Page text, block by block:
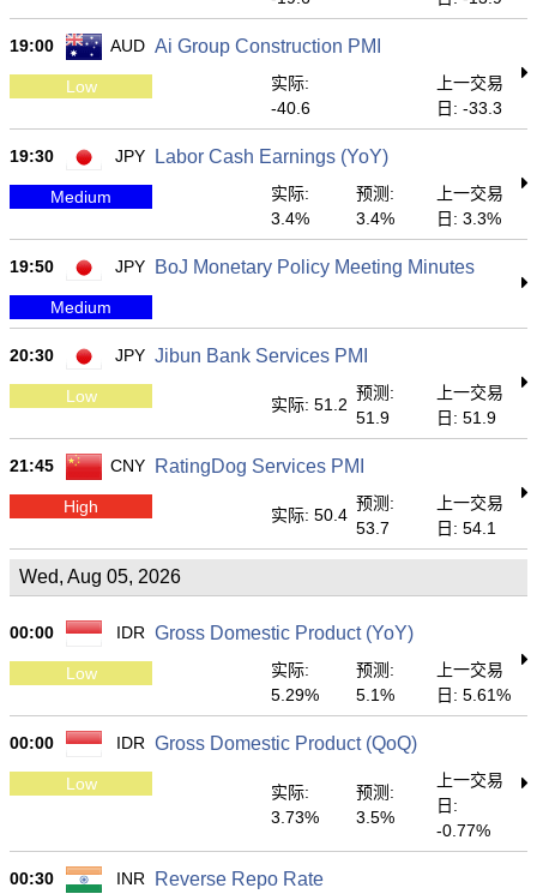
19:00 AUD Ai Group Construction PMI
Low
实际:
-40.6
上一交易
日: -33.3
19:30 JPY Labor Cash Earnings (YoY)
Medium
实际:
3.4%
预测:
3.4%
上一交易
日: 3.3%
19:50 JPY BoJ Monetary Policy Meeting Minutes
Medium
20:30 JPY Jibun Bank Services PMI
Low 实际: 51.2
预测:
51.9
上一交易
日: 51.9
21:45 CNY RatingDog Services PMI
High 实际: 50.4
预测:
53.7
上一交易
日: 54.1
Wed, Aug 05, 2026
00:00 IDR Gross Domestic Product (YoY)
Low
实际:
5.29%
预测:
5.1%
上一交易
日: 5.61%
00:00 IDR Gross Domestic Product (QoQ)
Low
实际:
3.73%
预测:
3.5%
上一交易
日:
-0.77%
00:30 INR Reverse Repo Rate